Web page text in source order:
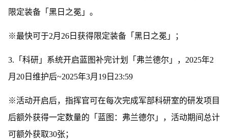
限定装备「黑日之冕」。
※最快可于2月26日获得限定装备「黑日之冕」；
3.「科研」系统开启蓝图补完计划「弗兰德尔」，2025年2
月20日维护后~2025年3月19日23:59
※活动开启后，指挥官可在每次完成军部科研室的研发项目
后额外获得一定数量的「蓝图：弗兰德尔」，活动期间总计
可额外获取30张；